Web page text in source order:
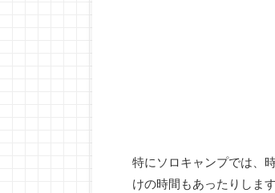
特にソロキャンプでは、
けの時間もあったりします